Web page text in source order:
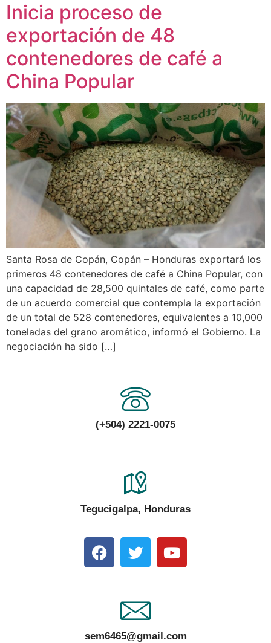
Inicia proceso de
exportación de 48
contenedores de café a
China Popular
Santa Rosa de Copán, Copán – Honduras exportará los
primeros 48 contenedores de café a China Popular, con
una capacidad de 28,500 quintales de café, como parte
de un acuerdo comercial que contempla la exportación
de un total de 528 contenedores, equivalentes a 10,000
toneladas del grano aromático, informó el Gobierno. La
negociación ha sido […]
(+504) 2221-0075
Tegucigalpa, Honduras
sem6465@gmail.com